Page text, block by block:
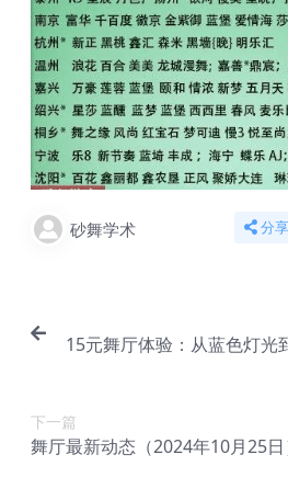
砂舞学术 分享
15元舞厅体验：从蓝色灯光
下一篇
舞厅最新动态（2024年10月25日